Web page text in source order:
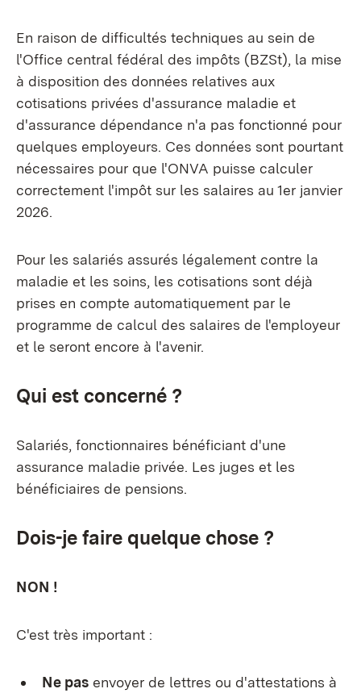
En raison de difficultés techniques au sein de
l'Office central fédéral des impôts (BZSt), la mise
à disposition des données relatives aux
cotisations privées d'assurance maladie et
d'assurance dépendance n'a pas fonctionné pour
quelques employeurs. Ces données sont pourtant
nécessaires pour que l'ONVA puisse calculer
correctement l'impôt sur les salaires au 1er janvier
2026.
Pour les salariés assurés légalement contre la
maladie et les soins, les cotisations sont déjà
prises en compte automatiquement par le
programme de calcul des salaires de l'employeur
et le seront encore à l'avenir.
Qui est concerné ?
Salariés, fonctionnaires bénéficiant d'une
assurance maladie privée. Les juges et les
bénéficiaires de pensions.
Dois-je faire quelque chose ?
NON !
C'est très important :
Ne pas envoyer de lettres ou d'attestations à